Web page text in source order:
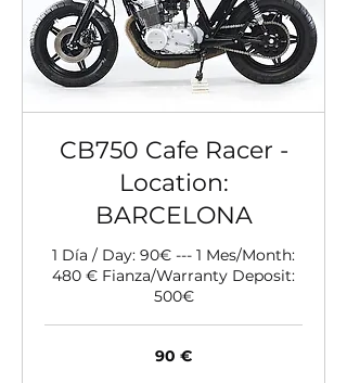
CB750 Cafe Racer -
Location:
BARCELONA
1 Día / Day: 90€ --- 1 Mes/Month:
480 € Fianza/Warranty Deposit:
500€
90 €